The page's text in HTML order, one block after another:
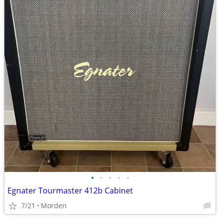
• • • • •
Egnater Tourmaster 412b Cabinet
7/21 Morden